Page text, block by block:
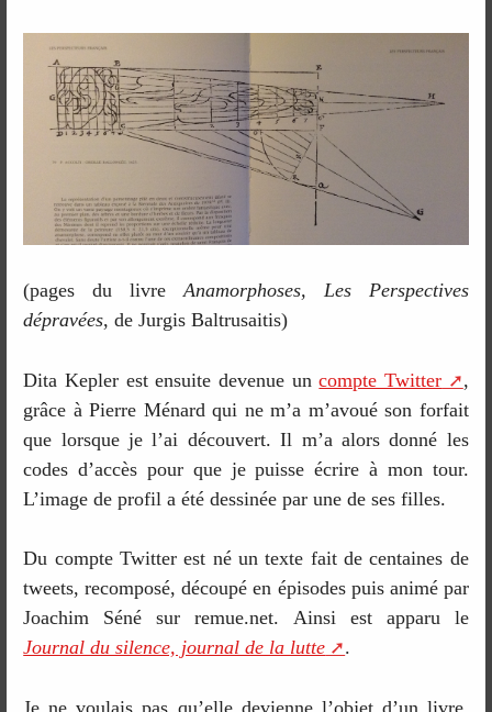
(pages du livreAnamorphoses, Les Perspectives
dépravées, de Jurgis Baltrusaitis)
Dita Kepler est ensuite devenue uncompte Twitter
,
grâce à Pierre Ménard qui ne m’a m’avoué son forfait
que lorsque je l’ai découvert. Il m’a alors donné les
codes d’accès pour que je puisse écrire à mon tour.
L’image de profil a été dessinée par une de ses filles.
Du compte Twitter est né un texte fait de centaines de
tweets, recomposé, découpé en épisodes puis animé par
Joachim Séné sur remue.net. Ainsi est apparu le
Journal du silence, journal de la lutte
.
Je ne voulais pas qu’elle devienne l’objet d’un livre.